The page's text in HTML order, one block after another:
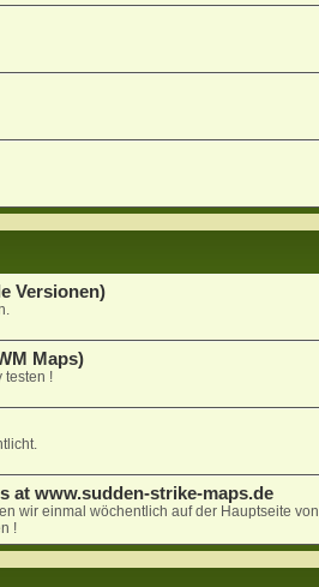
Versionen)
Maps)
testen !
at www.sudden-strike-maps.de
wir einmal wöchentlich auf der Hauptseite von
!